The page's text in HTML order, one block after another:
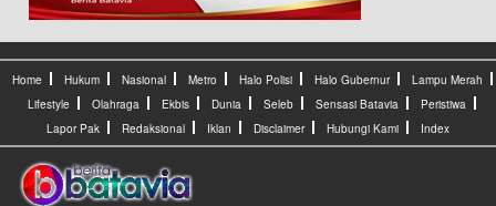
Home Hukum Nasional Metro Halo Polisi Halo Gubernur
Lampu Merah
Lifestyle
Olahraga Ekbis Dunia Seleb Sensasi Batavia
Peristiwa
Lapor Pak
Redaksional Iklan Disclaimer Hubungi Kami Index